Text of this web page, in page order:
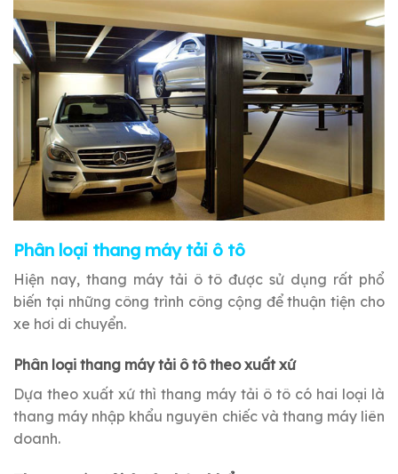
Phân loại thang máy tải ô tô
Hiện nay, thang máy tải ô tô được sử dụng rất phổ
biến tại những công trình công cộng để thuận tiện cho
xe hơi di chuyển.
Phân loại thang máy tải ô tô theo xuất xứ
Dựa theo xuất xứ thì thang máy tải ô tô có hai loại là
thang máy nhập khẩu nguyên chiếc và thang máy liên
doanh.